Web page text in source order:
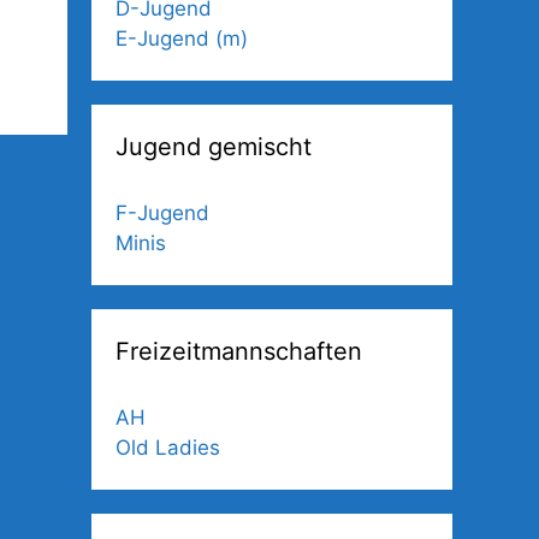
D-Jugend
E-Jugend (m)
Jugend gemischt
F-Jugend
Minis
Freizeitmannschaften
AH
Old Ladies